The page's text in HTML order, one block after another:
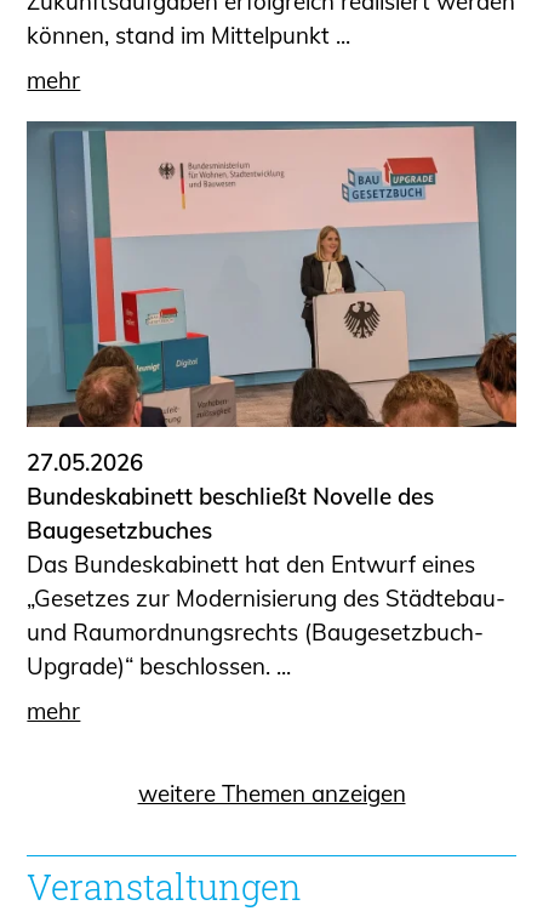
können, stand im Mittelpunkt ...
mehr
27.05.2026
Bundeskabinett beschließt Novelle des
Baugesetzbuches
Das Bundeskabinett hat den Entwurf eines
„Gesetzes zur Modernisierung des Städtebau-
und Raumordnungsrechts (Baugesetzbuch-
Upgrade)“ beschlossen. ...
mehr
weitere Themen anzeigen
Veranstaltungen